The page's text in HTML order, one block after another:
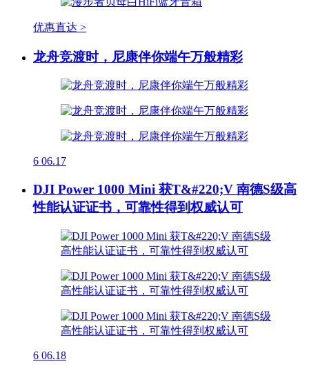
优惠直达 >
龙舟竞渡时，尼康伴你端午万般精彩
6 06.17
DJI Power 1000 Mini 获T&#220;V 南德S级高
性能认证证书，可靠性得到权威认可
6 06.18